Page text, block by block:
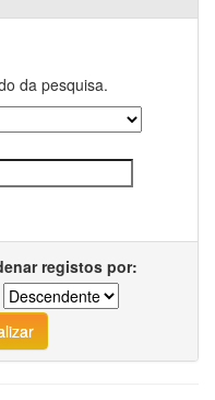
da pesquisa.
registos por: